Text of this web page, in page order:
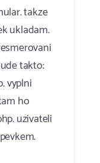
takze
ukladam.
takto:
vyplni
ho
uzivateli